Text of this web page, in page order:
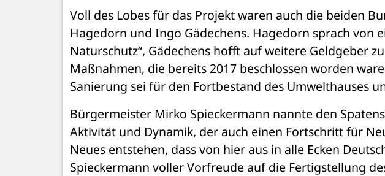
Voll des Lobes für das Projekt waren auch die beiden
Hagedorn und Ingo Gädechens. Hagedorn sprach von
Naturschutz“, Gädechens hofft auf weitere Geldgeber
Maßnahmen, die bereits 2017 beschlossen worden
Sanierung sei für den Fortbestand des Umwelthauses
Bürgermeister Mirko Spieckermann nannte den
Aktivität und Dynamik, der auch einen Fortschritt für
Neues entstehen, dass von hier aus in alle Ecken
Spieckermann voller Vorfreude auf die Fertigstellung